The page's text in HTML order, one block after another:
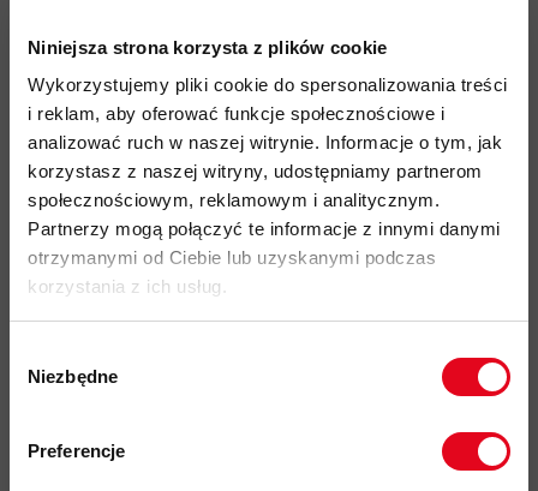
Niniejsza strona korzysta z plików cookie
Wykorzystujemy pliki cookie do spersonalizowania treści
i reklam, aby oferować funkcje społecznościowe i
analizować ruch w naszej witrynie. Informacje o tym, jak
korzystasz z naszej witryny, udostępniamy partnerom
społecznościowym, reklamowym i analitycznym.
Partnerzy mogą połączyć te informacje z innymi danymi
otrzymanymi od Ciebie lub uzyskanymi podczas
korzystania z ich usług.
zgody
Niezbędne
Preferencje
wysokość: do kostki
wykonane z mieszanki poliestru pochodzącego z recyklingu i
poliamidu są trwałe i miękkie,a takżezapewniają bardzo
wysoki poziom odprowadzania wilgoci i krótki czas
schnięcia
elastyczne wsparcie łuku i podbicia stopy zapewniają idealne
dopasowanie do kształtu stopy oraz zapobiegają
przesuwaniu się skarpet i powstawania obtarć
pełne, grubsze wykończenie na podeszwie zwiększające
strategicznie rozmieszczone strefy wykonane z materiału w
odprowadzanie wilgoci do dalszych warstw od stopy